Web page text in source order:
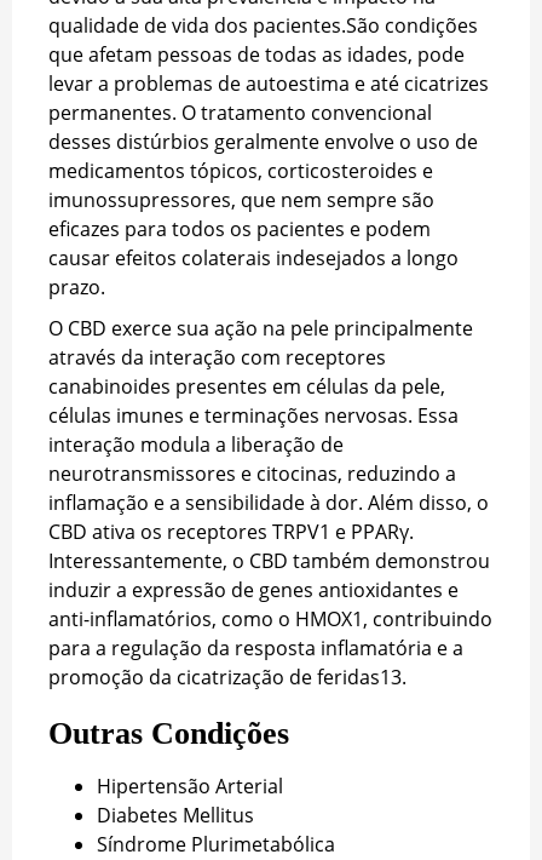
qualidade de vida dos pacientes.São condições
que afetam pessoas de todas as idades, pode
levar a problemas de autoestima e até cicatrizes
permanentes. O tratamento convencional
desses distúrbios geralmente envolve o uso de
medicamentos tópicos, corticosteroides e
imunossupressores, que nem sempre são
eficazes para todos os pacientes e podem
causar efeitos colaterais indesejados a longo
prazo.
O CBD exerce sua ação na pele principalmente
através da interação com receptores
canabinoides presentes em células da pele,
células imunes e terminações nervosas. Essa
interação modula a liberação de
neurotransmissores e citocinas, reduzindo a
inflamação e a sensibilidade à dor. Além disso, o
CBD ativa os receptores TRPV1 e PPARγ.
Interessantemente, o CBD também demonstrou
induzir a expressão de genes antioxidantes e
anti-inflamatórios, como o HMOX1, contribuindo
para a regulação da resposta inflamatória e a
promoção da cicatrização de feridas13.
Outras Condições
Hipertensão Arterial
Diabetes Mellitus
Síndrome Plurimetabólica